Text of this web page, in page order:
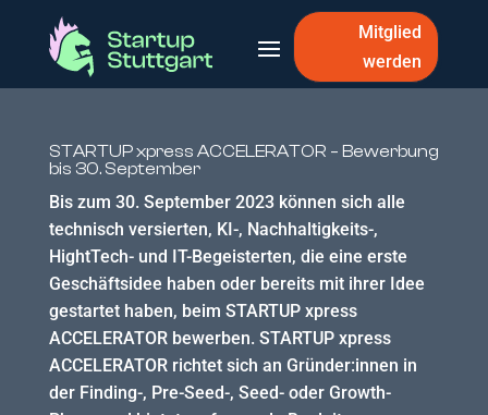
Mitglied
werden
STARTUP xpress ACCELERATOR – Bewerbung
bis 30. September
Bis zum 30. September 2023 können sich alle
technisch versierten, KI-, Nachhaltigkeits-,
HightTech- und IT-Begeisterten, die eine erste
Geschäftsidee haben oder bereits mit ihrer Idee
gestartet haben, beim STARTUP xpress
ACCELERATOR bewerben. STARTUP xpress
ACCELERATOR richtet sich an Gründer:innen in
der Finding-, Pre-Seed-, Seed- oder Growth-